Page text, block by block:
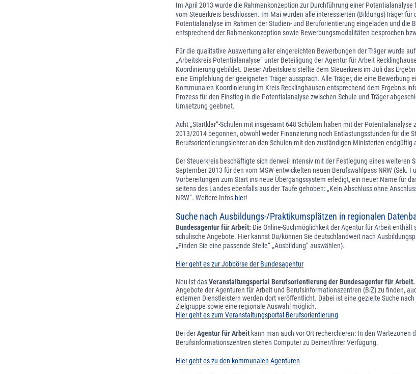
Im April 2013 wurde die Rahmenkonzeption zur Durchführung einer Potentialanalyse
vom Steuerkreis beschlossen. Im Mai wurden alle interessierten (Bildungs)Träger für
Potentialanalyse im Rahmen der Studien- und Beruforientierung eingeladen und die
entsprechend der Rahmenkonzeption sowie Bewerbungsmodalitäten besprochen
Für die qualitative Auswertung aller eingereichten Bewerbungen der Träger wurde
„Arbeitskreis Potentialanalyse“ unter Beteiligung der Agentur für Arbeit
Koordinierung gebildet. Dieser Arbeitskreis stellte dem Steuerkreis im Juli das
eine Empfehlung der geeigneten Träger aussprach. Alle Träger, die eine Bewerbung
Kommunalen Koordinierung im Kreis Recklinghausen entsprechend dem Ergebnis
Prozess für den Einstieg in die Potentialanalyse zwischen Schule und Träger
Umsetzung geebnet.
Acht „Startklar“-Schulen mit insgesamt 648 Schülern haben mit der Potentialanalyse
2013/2014 begonnen, obwohl weder Finanzierung noch Entlastungsstunden für die
Berufsorientierungslehrer an den Schulen mit den zuständigen Ministerien
Der Steuerkreis beschäftigte sich derweil intensiv mit der Festlegung eines weiteren
September 2013 für den vom MSW entwickelten neuen Berufswahlpass NRW (Sek. I
Vorbereitungen zum Start ins neue Übergangssystem erledigt, ein neuer Name für
seitens des Landes ebenfalls aus der Taufe gehoben: „Kein Abschluss ohne
NRW“. Weitere Infos hier!
Suche nach Ausbildungs-/Praktikumsplätzen in regionalen
Bundesagentur für Arbeit: Die Online-Suchmöglichkeit der Agentur für Arbeit enthält
schulische Angebote. Hier kannst Du/können Sie deutschlandweit nach
„Finden Sie eine passende Stelle“ „Ausbildung“ auswählen).
Hier geht es zur Jobbörse der Bundesagentur
Neu ist dasVeranstaltungsportal Berufsorientierung der Bundesagentur für Arbeit.
Angebote der Agenturen für Arbeit und Berufsinformationszentren (BiZ) zu finden,
externen Dienstleistern werden dort veröffentlicht. Dabei ist eine gezielte Suche
Zielgruppe sowie eine regionale Auswahl möglich.
Hier geht es zum Veranstaltungsportal Berufsorientierung
Bei derAgentur für Arbeit kann man auch vor Ort recherchieren: In den Wartezonen
Berufsinformationszentren stehen Computer zu Deiner/Ihrer Verfügung.
Hier geht es zu den kommunalen Agenturen